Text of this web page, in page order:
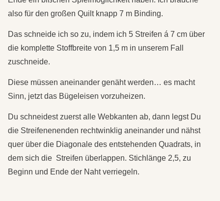
also für den großen Quilt knapp 7 m Binding.
Das schneide ich so zu, indem ich 5 Streifen á 7 cm über
die komplette Stoffbreite von 1,5 m in unserem Fall
zuschneide.
Diese müssen aneinander genäht werden… es macht
Sinn, jetzt das Bügeleisen vorzuheizen.
Du schneidest zuerst alle Webkanten ab, dann legst Du
die Streifenenenden rechtwinklig aneinander und nähst
quer über die Diagonale des entstehenden Quadrats, in
dem sich die Streifen überlappen. Stichlänge 2,5, zu
Beginn und Ende der Naht verriegeln.